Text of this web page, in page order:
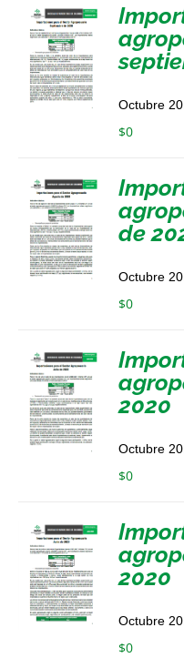
Octubre
$0
de
Octubre
$0
2020
Octubre
$0
2020
Octubre
$0